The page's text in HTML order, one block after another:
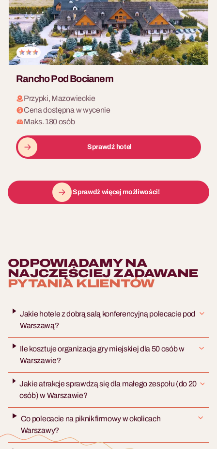
Rancho Pod Bocianem
Przypki, Mazowieckie
Cena dostępna w wycenie
Maks. 180 osób
Sprawdź hotel
Sprawdź więcej możliwości!
ODPOWIADAMY NA
NAJCZĘŚCIEJ ZADAWANE
PYTANIA KLIENTÓW
Jakie hotele z dobrą salą konferencyjną polecacie pod
Warszawą?
Ile kosztuje organizacja gry miejskiej dla 50 osób w
Warszawie?
Jakie atrakcje sprawdzą się dla małego zespołu (do 20
osób) w Warszawie?
Co polecacie na piknik firmowy w okolicach
Warszawy?